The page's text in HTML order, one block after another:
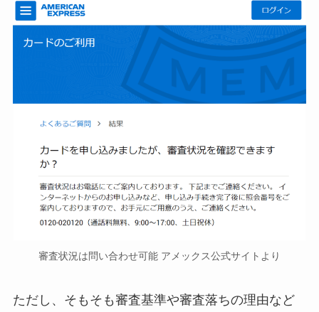
審査状況は問い合わせ可能 アメックス公式サイトより
ただし、そもそも審査基準や審査落ちの理由など